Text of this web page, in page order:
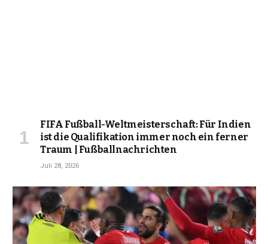
FIFA Fußball-Weltmeisterschaft: Für Indien
ist die Qualifikation immer noch ein ferner
Traum | Fußballnachrichten
Juli 28, 2026